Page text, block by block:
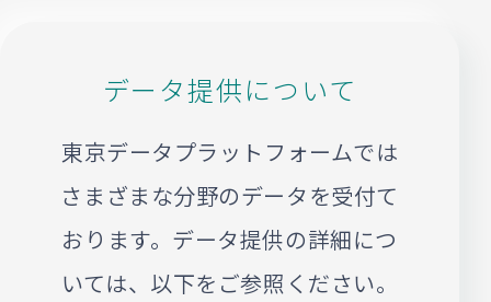
データ提供について
東京データプラットフォームでは
さまざまな分野のデータを受付て
おります。 データ提供の詳細につ
いては、以下をご参照ください。